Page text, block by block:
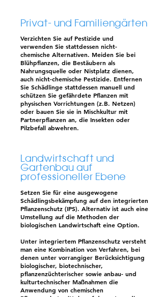
Privat- und Familiengärten
Verzichten Sie auf Pestizide und
verwenden Sie stattdessen nicht-
chemische Alternativen. Meiden Sie bei
Blühpflanzen, die Bestäubern als
Nahrungsquelle oder Nistplatz dienen,
auch nicht-chemische Pestizide. Entfernen
Sie Schädlinge stattdessen manuell und
schützen Sie gefährdete Pflanzen mit
physischen Vorrichtungen (z.B. Netzen)
oder bauen Sie sie in Mischkultur mit
Partnerpflanzen an, die Insekten oder
Pilzbefall abwehren.
Landwirtschaft und
Gartenbau auf
professioneller Ebene
Setzen Sie für eine ausgewogene
Schädlingsbekämpfung auf den integrierten
Pflanzenschutz (IPS). Alternativ ist auch eine
Umstellung auf die Methoden der
biologischen Landwirtschaft eine Option.
Unter integriertem Pflanzenschutz versteht
man eine Kombination von Verfahren, bei
denen unter vorrangiger Berücksichtigung
biologischer, biotechnischer,
pflanzenzüchterischer sowie anbau- und
kulturtechnischer Maßnahmen die
Anwendung von chemischen